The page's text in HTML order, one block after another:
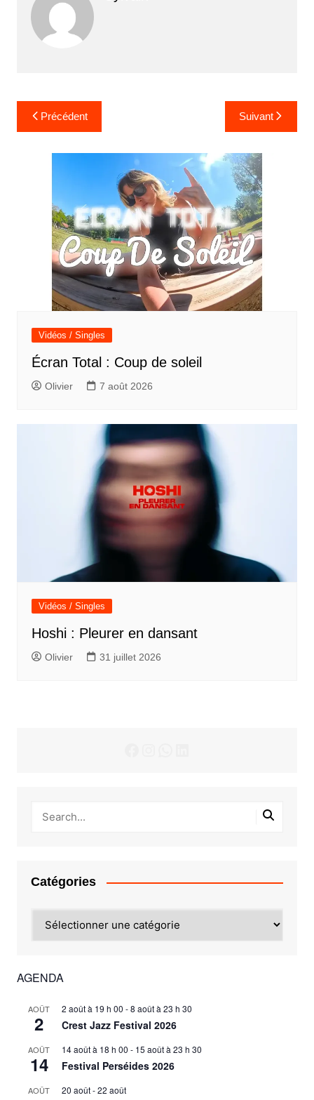
Navigation
de
l’article
Précédent Suivant
Vidéos / Singles
Écran Total : Coup de soleil
Olivier 7 août 2026
Vidéos / Singles
Hoshi : Pleurer en dansant
Olivier 31 juillet 2026
Catégories
AGENDA
AOÛT
2
2 août à 19 h 00 -8 août à 23 h 30
Crest Jazz Festival 2026
AOÛT
14
14 août à 18 h 00 - 15 août à 23 h 30
Festival Perséides 2026
AOÛT 20 août-22 août